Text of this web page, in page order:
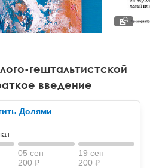
панические атаки
гипноз и НЛП
психология
психоанализ
гештальтистской
введение
Долями
05 сен
200 ₽
19 сен
200 ₽